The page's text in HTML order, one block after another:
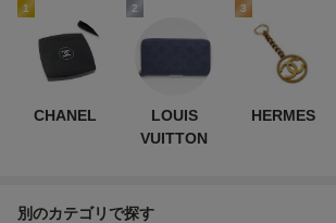
1
CHANEL
2
LOUIS
VUITTON
3
HERMES
別のカテゴリで探す